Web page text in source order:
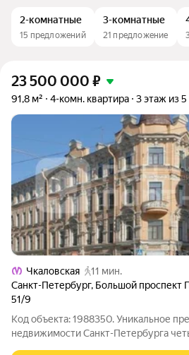
2-комнатные
15 предложений
3-комнатные
21 предложение
23 500 000 ₽
91,8 м² 4-комн. квартира 3 этаж из 5
Чкаловская
11 мин.
Санкт-Петербург, Большой проспект
51/9
Код объекта: 1988350. Уникальное
недвижимости Санкт-Петербурга четырёхкомнатная квартира